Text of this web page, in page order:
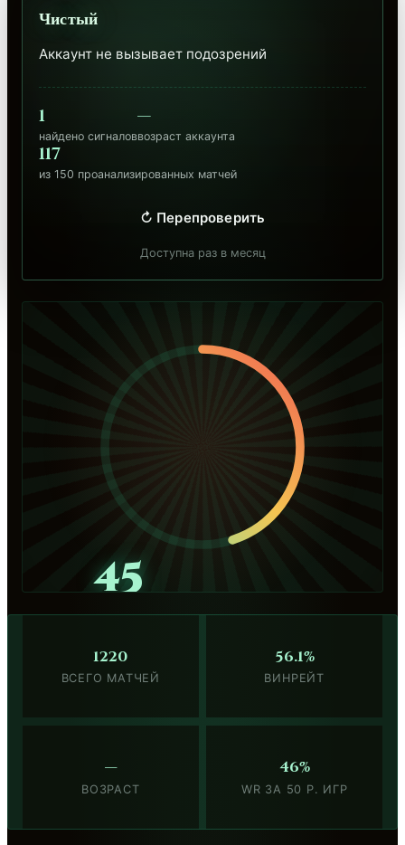
Чистый
Аккаунт не вызывает подозрений
1
найдено сигналов
—
возраст аккаунта
117
из 150 проанализированных матчей
↻ Перепроверить
Доступна раз в месяц
45
1220
ВСЕГО МАТЧЕЙ
56.1%
ВИНРЕЙТ
—
ВОЗРАСТ
46%
WR ЗА 50 Р. ИГР